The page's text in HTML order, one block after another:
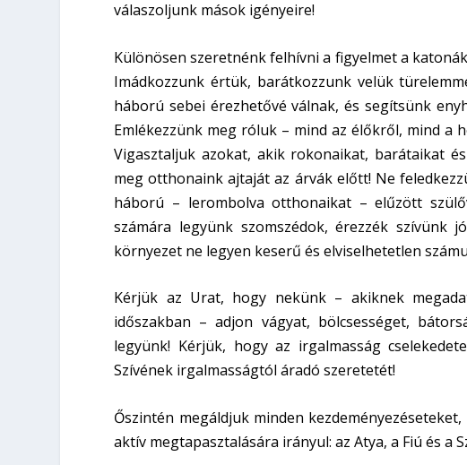
válaszoljunk mások igényeire!
Különösen szeretnénk felhívni a figyelmet a
Imádkozzunk értük, barátkozzunk velük
háború sebei érezhetővé válnak, és segítsünk
Emlékezzünk meg róluk – mind az élőkről, mind a
Vigasztaljuk azokat, akik rokonaikat, barátaikat
meg otthonaink ajtaját az árvák előtt! Ne
háború – lerombolva otthonaikat – elűzött
számára legyünk szomszédok, érezzék szívünk
környezet ne legyen keserű és elviselhetetlen
Kérjük az Urat, hogy nekünk – akiknek
időszakban – adjon vágyat, bölcsességet,
legyünk! Kérjük, hogy az irgalmasság
Szívének irgalmasságtól áradó szeretetét!
Őszintén megáldjuk minden
aktív megtapasztalására irányul: az Atya, a Fiú és a